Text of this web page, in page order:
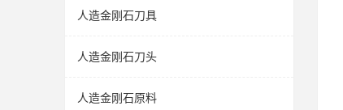
人造金刚石刀具
人造金刚石刀头
人造金刚石原料